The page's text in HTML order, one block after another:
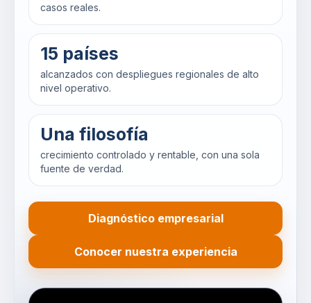
casos reales.
15 países
alcanzados con despliegues regionales de alto
nivel operativo.
Una filosofía
crecimiento controlado y rentable, con una sola
fuente de verdad.
Diagnóstico empresarial
Conocer nuestra experiencia